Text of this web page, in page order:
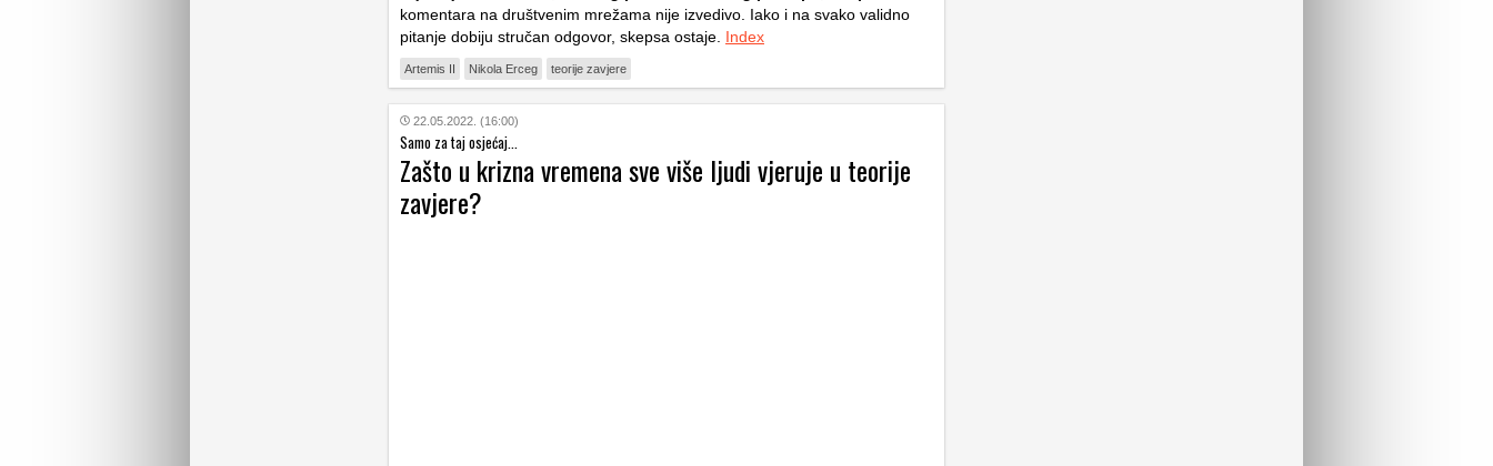
komentara na društvenim mrežama nije izvedivo. Iako i na svako validno
pitanje dobiju stručan odgovor, skepsa ostaje. Index
Artemis II Nikola Erceg teorije zavjere
22.05.2022. (16:00)
Samo za taj osjećaj...
Zašto u krizna vremena sve više ljudi vjeruje u teorije
zavjere?